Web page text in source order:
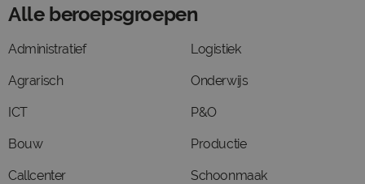
Alle beroepsgroepen
Administratief
Agrarisch
ICT
Bouw
Callcenter
Logistiek
Onderwijs
P&O
Productie
Schoonmaak